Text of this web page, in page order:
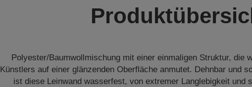
Polyester/Baumwollmischung mit einer einmaligen Struktur, die
Künstlers auf einer glänzenden Oberfläche anmutet. Dehnbar und
ist diese Leinwand wasserfest, von extremer Langlebigkeit und